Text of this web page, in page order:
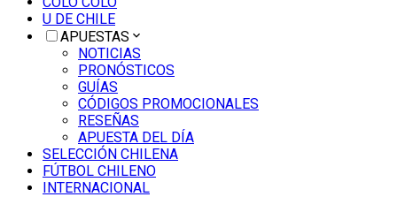
U DE CHILE
APUESTAS
NOTICIAS
PRONÓSTICOS
GUÍAS
CÓDIGOS PROMOCIONALES
RESEÑAS
APUESTA DEL DÍA
SELECCIÓN CHILENA
FÚTBOL CHILENO
INTERNACIONAL